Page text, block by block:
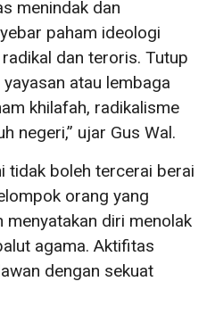
menindak dan
paham ideologi
dan teroris. Tutup
atau lembaga
khilafah, radikalisme
negeri,” ujar Gus Wal.
tidak boleh tercerai berai
orang yang
diri menolak
agama. Aktifitas
dengan sekuat